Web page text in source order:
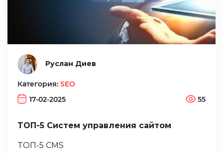
Руслан Диев
Категория: SEO
17-02-2025
55
ТОП-5 Систем управления сайтом
ТОП-5 CMS